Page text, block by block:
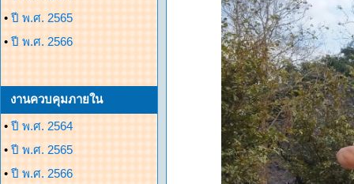
• ปี พ.ศ. 2565
• ปี พ.ศ. 2566
งานควบคุมภายใน
• ปี พ.ศ. 2564
• ปี พ.ศ. 2565
• ปี พ.ศ. 2566